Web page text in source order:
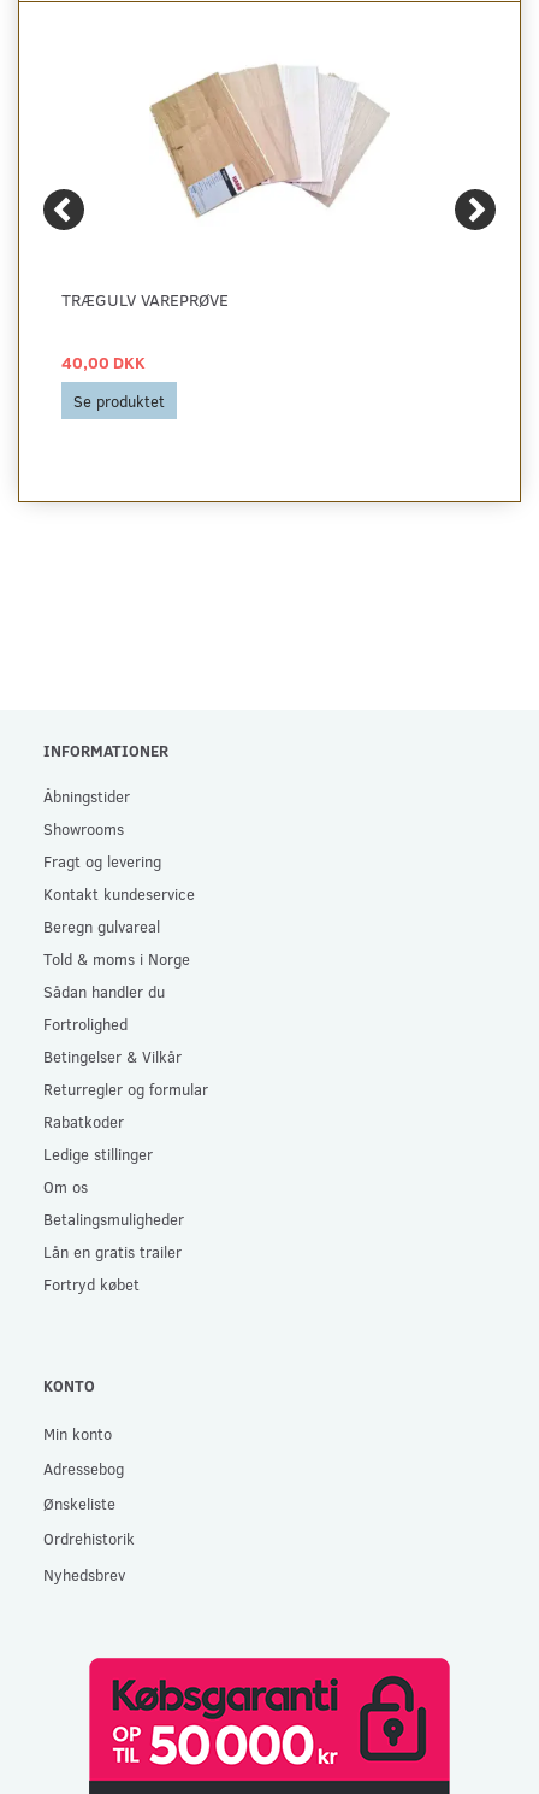
TRÆGULV VAREPRØVE
40,00 DKK
Se produktet
INFORMATIONER
Åbningstider
Showrooms
Fragt og levering
Kontakt kundeservice
Beregn gulvareal
Told & moms i Norge
Sådan handler du
Fortrolighed
Betingelser & Vilkår
Returregler og formular
Rabatkoder
Ledige stillinger
Om os
Betalingsmuligheder
Lån en gratis trailer
Fortryd købet
KONTO
Min konto
Adressebog
Ønskeliste
Ordrehistorik
Nyhedsbrev